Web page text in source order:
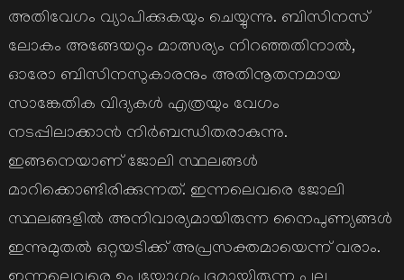
അതിവേഗം വ്യാപിക്കുകയും ചെയ്യുന്നു. ബിസിനസ്
ലോകം അങ്ങേയറ്റം മാത്സര്യം നിറഞ്ഞതിനാല്‍,
ഓരോ ബിസിനസുകാരനും അതിനൂതനമായ
സാങ്കേതിക വിദ്യകള്‍ എത്രയും വേഗം
നടപ്പിലാക്കാന്‍ നിര്‍ബന്ധിതരാകുന്നു.
ഇങ്ങനെയാണ് ജോലി സ്ഥലങ്ങള്‍
മാറിക്കൊണ്ടിരിക്കുന്നത്. ഇന്നലെവരെ ജോലി
സ്ഥലങ്ങളില്‍ അനിവാര്യമായിരുന്ന നൈപുണ്യങ്ങള്‍
ഇന്നുമുതല്‍ ഒറ്റയടിക്ക് അപ്രസക്തമായെന്ന് വരാം.